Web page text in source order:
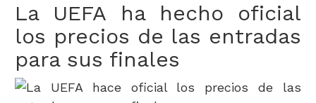
La UEFA ha hecho oficial
los precios de las entradas
para sus finales